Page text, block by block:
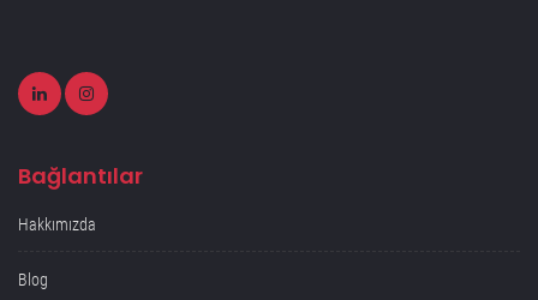
Bağlantılar
Hakkımızda
Blog